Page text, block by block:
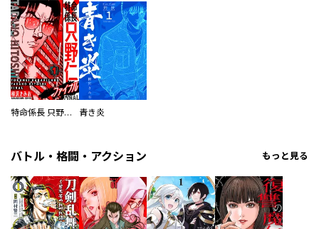
特命係長 只野仁ファイナル 愛蔵版 青き炎
バトル・格闘・アクション もっと見る